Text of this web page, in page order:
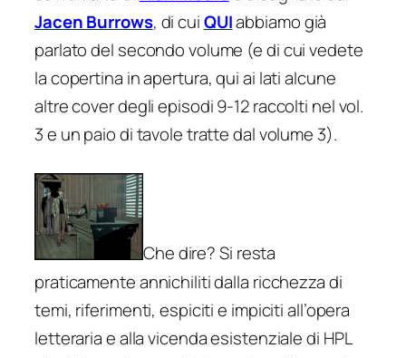
Jacen Burrows, di cuiQUIabbiamo già
parlato del secondo volume (e di cui vedete
la copertina in apertura, qui ai lati alcune
altre cover degli episodi 9-12 raccolti nel vol.
3 e un paio di tavole tratte dal volume 3).
Che dire? Si resta
praticamente annichiliti dalla ricchezza di
temi, riferimenti, espiciti e impiciti all’opera
letteraria e alla vicenda esistenziale di HPL